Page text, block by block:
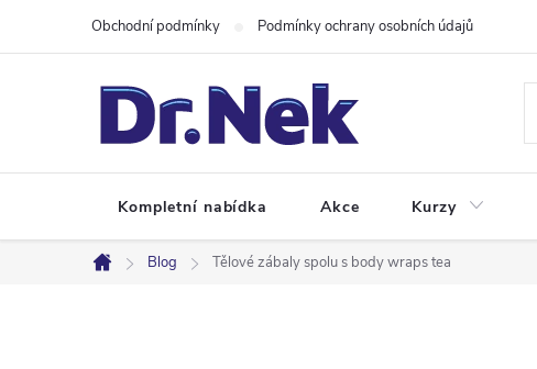
Obchodní podmínky Podmínky ochrany osobních údajů
Kompletní nabídka Akce Kurzy
Domů
Blog Tělové zábaly spolu s body wraps tea